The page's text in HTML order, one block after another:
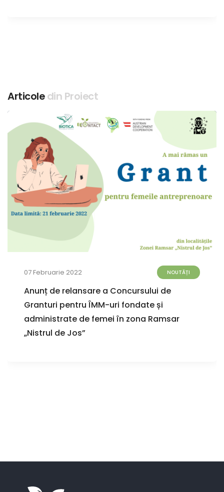
Articoledin Proiect
07 Februarie 2022 NOUTĂȚI
Anunț de relansare a Concursului de
Granturi pentru ÎMM-uri fondate și
administrate de femei în zona Ramsar
„Nistrul de Jos”